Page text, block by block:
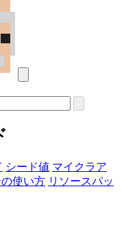
シード値 マイクラア
使い方 リソースパッ